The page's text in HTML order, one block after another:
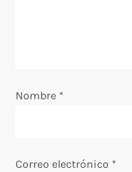
n
r
Nombre *
Correo electrónico *